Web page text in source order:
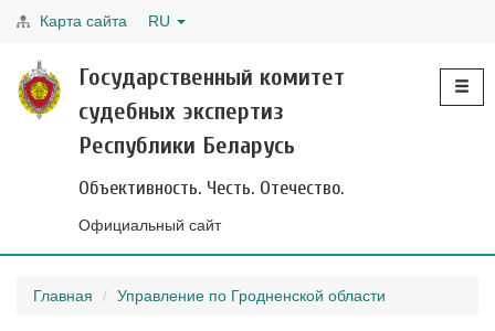
Карта сайта RU
Государственный комитет
судебных экспертиз
Республики Беларусь
Объективность. Честь. Отечество.
Официальный сайт
Главная Управление по Гродненской области